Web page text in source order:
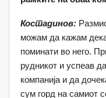
Костадинов:
можам да кажам
поминати во него.
рудникот и успеав
компанија и да
сум горд на самиот